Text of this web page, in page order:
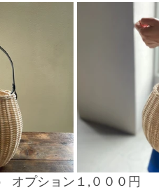
オプション１,０００円